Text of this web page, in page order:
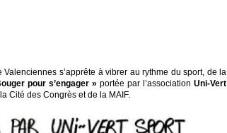
Valenciennes s’apprête à vibrer au rythme du sport, de la
pour s’engager » portée par l’associationUni-Vert
Cité des Congrès et de la MAIF.